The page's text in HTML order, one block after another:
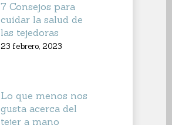
7 Consejos para
cuidar la salud de
las tejedoras
23 febrero, 2023
Lo que menos nos
gusta acerca del
tejer a mano